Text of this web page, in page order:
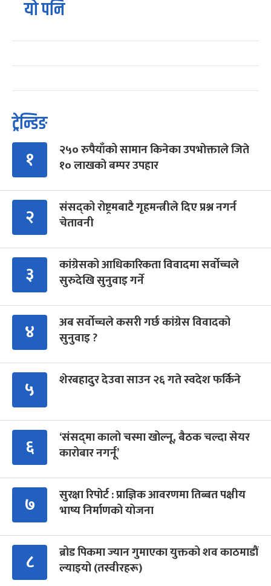
यो पनि
ट्रेन्डिङ
१
२५० रुपैयाँको सामान किनेका उपभोक्ताले जिते
१० लाखको बम्पर उपहार
२
संसद्को रोष्ट्रमबाटै गृहमन्त्रीले दिए प्रश्न नगर्न
चेतावनी
३
कांग्रेसको आधिकारिकता विवादमा सर्वोच्चले
सुरुदेखि सुनुवाइ गर्ने
४
अब सर्वोच्चले कसरी गर्छ कांग्रेस विवादको
सुनुवाइ ?
५ शेरबहादुर देउवा साउन २६ गते स्वदेश फर्किने
६
‘संसद्‍मा कालो चस्मा खोल्नू, बैठक चल्दा सेयर
कारोबार नगर्नू’
७
सुरक्षा रिपोर्ट : प्राज्ञिक आवरणमा तिब्बत पक्षीय
भाष्य निर्माणको योजना
८
ब्रोड पिकमा ज्यान गुमाएका युक्तको शव काठमाडौं
ल्याइयो (तस्वीरहरू)